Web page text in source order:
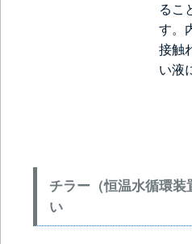
るこ
す。
接触
い液
チラー（恒温水循環
い